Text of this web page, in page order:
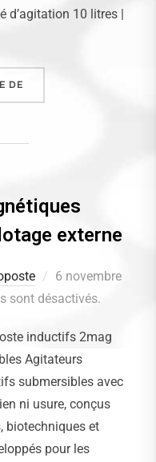
d’agitation 10 litres |
DE
externe
Publié
le
6 novembre
sont désactivés.
inductifs 2mag
Agitateurs
submersibles avec
ni usure, conçus
biotechniques et
pour les